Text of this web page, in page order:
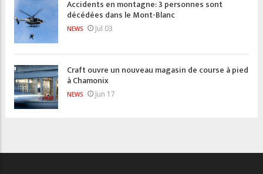
Accidents en montagne: 3 personnes sont
décédées dans le Mont-Blanc
NEWS Jul 03
Craft ouvre un nouveau magasin de course à pied
à Chamonix
NEWS Jun 17